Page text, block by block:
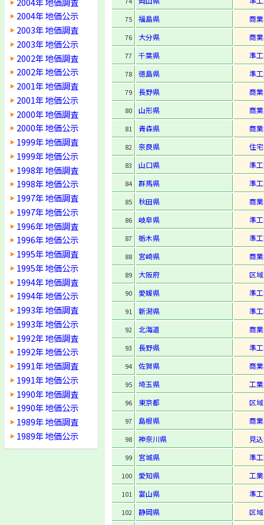
2004年 地価公示
2003年 地価調査
2003年 地価公示
2002年 地価調査
2002年 地価公示
2001年 地価調査
2001年 地価公示
2000年 地価調査
2000年 地価公示
1999年 地価調査
1999年 地価公示
1998年 地価調査
1998年 地価公示
1997年 地価調査
1997年 地価公示
1996年 地価調査
1996年 地価公示
1995年 地価調査
1995年 地価公示
1994年 地価調査
1994年 地価公示
1993年 地価調査
1993年 地価公示
1992年 地価調査
1992年 地価公示
1991年 地価調査
1991年 地価公示
1990年 地価調査
1990年 地価公示
1989年 地価調査
1989年 地価公示
75 福島県 商
76 大分県 商
77 千葉県 準
78 徳島県 準
79 長野県 商
80 山形県 商
81 青森県 商
82 奈良県 住
83 山口県 準
84 群馬県 準
85 秋田県 商
86 岐阜県 準
87 栃木県 準
88 宮崎県 商
89 大阪府 区
90 愛媛県 準
91 新潟県 準
92 北海道 商
93 長野県 準
94 佐賀県 商
95 埼玉県 工
96 東京都 区
97 島根県 商
98 神奈川県 見
99 宮城県 準
100 愛知県 工
101 富山県 準
102 静岡県 区